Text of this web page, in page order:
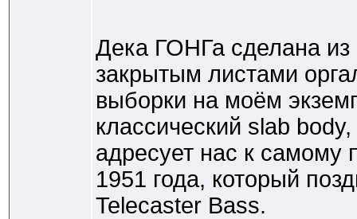
Дека ГОНГа сделана из
закрытым листами
выборки на моём
классический slab
адресует нас к самому
1951 года, который
Telecaster Bass.